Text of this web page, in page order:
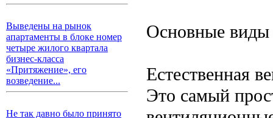
Выведены на рынок
апартаменты в блоке номер
четыре жилого квартала
бизнес-класса
«Притяжение», его
возведение...
Не так давно было принято
Основные виды
Естественная
Это самый